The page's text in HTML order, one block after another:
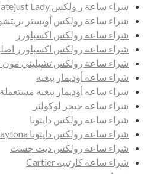
شراء ساعة ر ولكس Datejust Lady
شراء ساعة رولكس أويستر
شراء ساعة رولكس اكسبلورر
شراء ساعة رولكس اكسبلورر
شراء ساعة رولكس تشيليني مون
شراء ساعه أوديمار بيغيه
شراء ساعه أوديمار بيغيه مستعملة
شراء ساعه جيجر لوكولتر
شراء ساعه رولكس دايتونا
شراء ساعه رولكس دايتونا Daytona
شراء ساعه رولكس ديت جست
شراء ساعه كارتييه Cartier